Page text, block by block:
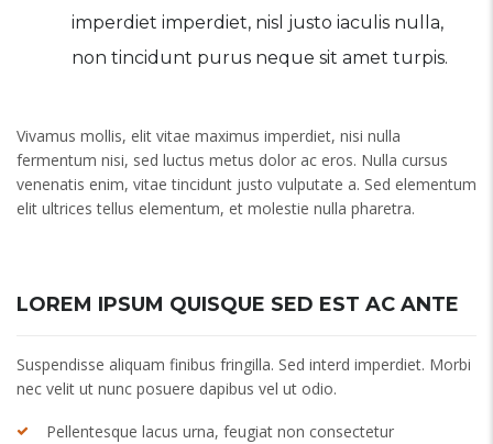
imperdiet imperdiet, nisl justo iaculis nulla,
non tincidunt purus neque sit amet turpis.
Vivamus mollis, elit vitae maximus imperdiet, nisi nulla
fermentum nisi, sed luctus metus dolor ac eros. Nulla cursus
venenatis enim, vitae tincidunt justo vulputate a. Sed elementum
elit ultrices tellus elementum, et molestie nulla pharetra.
LOREM IPSUM QUISQUE SED EST AC ANTE
Suspendisse aliquam finibus fringilla. Sed interd imperdiet. Morbi
nec velit ut nunc posuere dapibus vel ut odio.
Pellentesque lacus urna, feugiat non consectetur